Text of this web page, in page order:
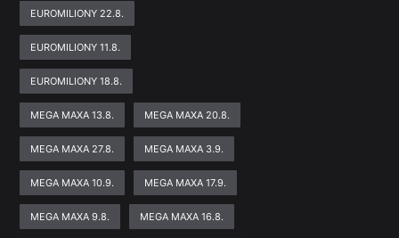
EUROMILIONY 22.8.
EUROMILIONY 11.8.
EUROMILIONY 18.8.
MEGA MAXA 13.8. MEGA MAXA 20.8.
MEGA MAXA 27.8. MEGA MAXA 3.9.
MEGA MAXA 10.9. MEGA MAXA 17.9.
MEGA MAXA 9.8. MEGA MAXA 16.8.